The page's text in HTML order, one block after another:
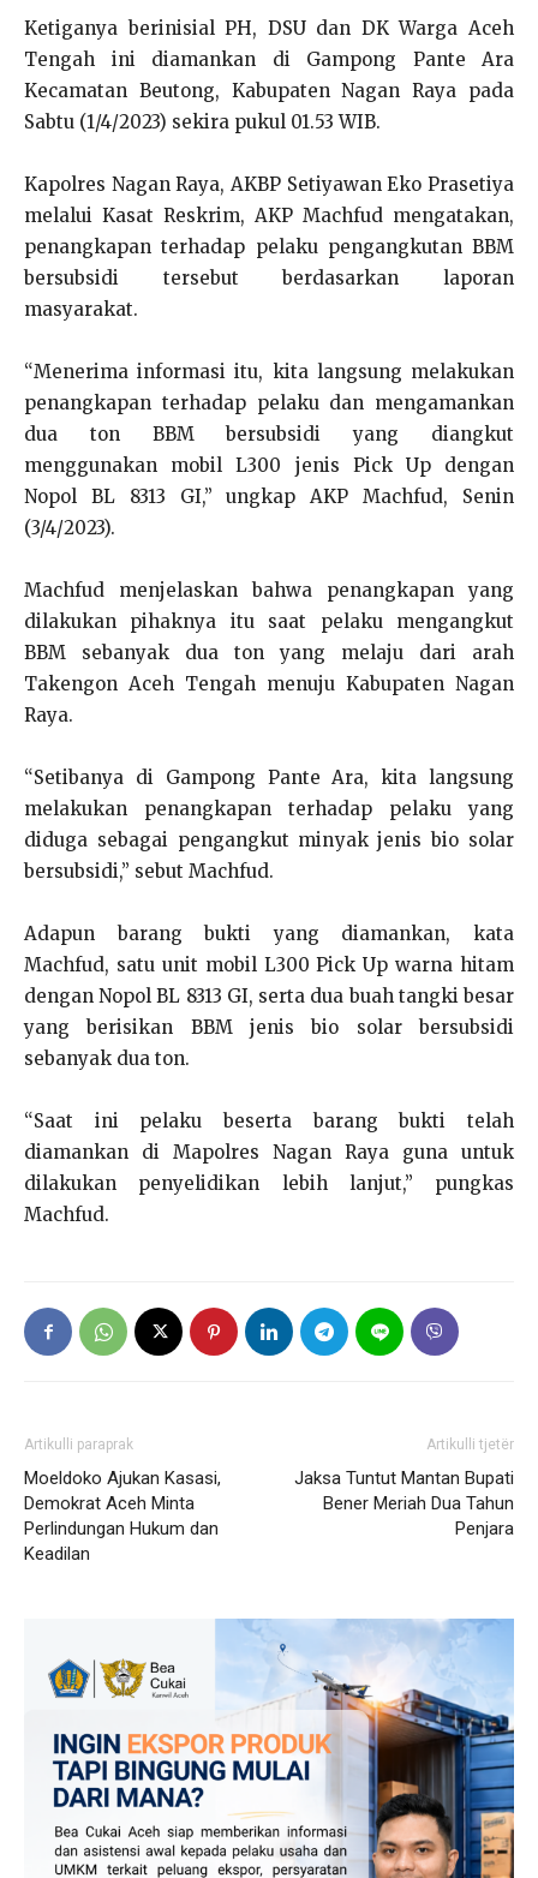
Ketiganya berinisial PH, DSU dan DK Warga Aceh
Tengah ini diamankan di Gampong Pante Ara
Kecamatan Beutong, Kabupaten Nagan Raya pada
Sabtu (1/4/2023) sekira pukul 01.53 WIB.
Kapolres Nagan Raya, AKBP Setiyawan Eko Prasetiya
melalui Kasat Reskrim, AKP Machfud mengatakan,
penangkapan terhadap pelaku pengangkutan BBM
bersubsidi tersebut berdasarkan laporan
masyarakat.
“Menerima informasi itu, kita langsung melakukan
penangkapan terhadap pelaku dan mengamankan
dua ton BBM bersubsidi yang diangkut
menggunakan mobil L300 jenis Pick Up dengan
Nopol BL 8313 GI,” ungkap AKP Machfud, Senin
(3/4/2023).
Machfud menjelaskan bahwa penangkapan yang
dilakukan pihaknya itu saat pelaku mengangkut
BBM sebanyak dua ton yang melaju dari arah
Takengon Aceh Tengah menuju Kabupaten Nagan
Raya.
“Setibanya di Gampong Pante Ara, kita langsung
melakukan penangkapan terhadap pelaku yang
diduga sebagai pengangkut minyak jenis bio solar
bersubsidi,” sebut Machfud.
Adapun barang bukti yang diamankan, kata
Machfud, satu unit mobil L300 Pick Up warna hitam
dengan Nopol BL 8313 GI, serta dua buah tangki besar
yang berisikan BBM jenis bio solar bersubsidi
sebanyak dua ton.
“Saat ini pelaku beserta barang bukti telah
diamankan di Mapolres Nagan Raya guna untuk
dilakukan penyelidikan lebih lanjut,” pungkas
Machfud.
Artikulli paraprak
Moeldoko Ajukan Kasasi,
Demokrat Aceh Minta
Perlindungan Hukum dan
Keadilan
Artikulli tjetër
Jaksa Tuntut Mantan Bupati
Bener Meriah Dua Tahun
Penjara